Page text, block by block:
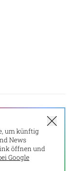
um künftig
News
öffnen und
Google